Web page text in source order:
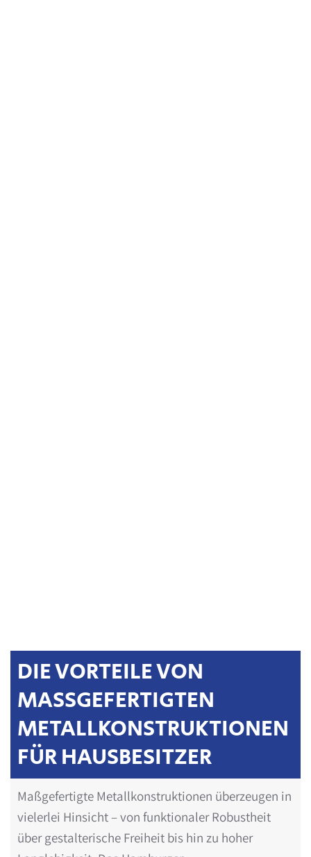
DIE VORTEILE VON
MASSGEFERTIGTEN M
ETALLKONSTRUKTIONEN F
ÜR HAUSBESITZER
Maßgefertigte Metallkonstruktionen überzeugen in
vielerlei Hinsicht – von funktionaler Robustheit
über gestalterische Freiheit bis hin zu hoher